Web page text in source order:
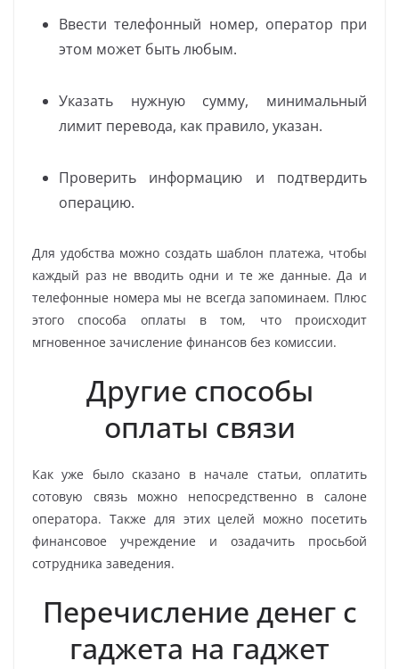
Ввести телефонный номер, оператор при
этом может быть любым.
Указать нужную сумму, минимальный
лимит перевода, как правило, указан.
Проверить информацию и подтвердить
операцию.
Для удобства можно создать шаблон платежа, чтобы
каждый раз не вводить одни и те же данные. Да и
телефонные номера мы не всегда запоминаем. Плюс
этого способа оплаты в том, что происходит
мгновенное зачисление финансов без комиссии.
Другие способы
оплаты связи
Как уже было сказано в начале статьи, оплатить
сотовую связь можно непосредственно в салоне
оператора. Также для этих целей можно посетить
финансовое учреждение и озадачить просьбой
сотрудника заведения.
Перечисление денег с
гаджета на гаджет